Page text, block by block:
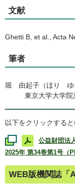
文献
Ghetti B, et al., Acta
筆者
堀 由起子（ほり ゆ
東京大学大学
以下をクリックする
公益財団法
2025年 第34巻第1号（
WEB版機関誌「